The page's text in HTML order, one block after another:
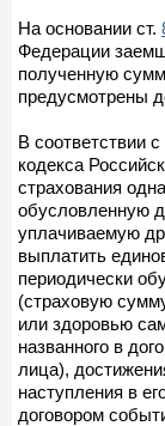
На основании ст.
Федерации
полученную
предусмотрены
В соответствии
кодекса
страхования
обусловленную
уплачиваемую
выплатить
периодически
(страховую
или здоровью
названного в
лица),
наступления в
договором